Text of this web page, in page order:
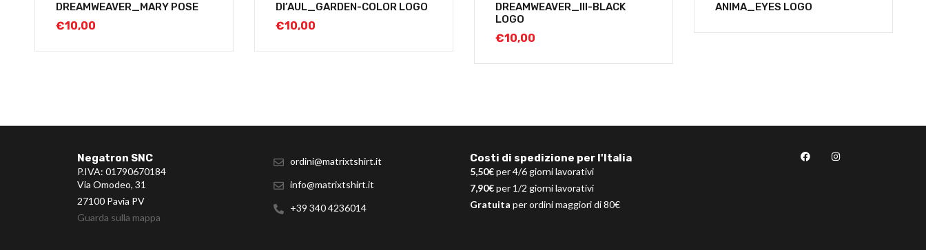
DREAMWEAVER_MARY POSE
€10,00
DI’AUL_GARDEN-COLOR LOGO
€10,00
DREAMWEAVER_III-BLACK
LOGO
€10,00
ANIMA_EYES LOGO
Negatron SNC
P.IVA: 01790670184
Via Omodeo, 31
27100 Pavia PV
Guarda sulla mappa
ordini@matrixtshirt.it
info@matrixtshirt.it
+39 340 4236014
Costi di spedizione per l'Italia
5,50€per 4/6 giorni lavorativi
7,90€per 1/2 giorni lavorativi
Gratuita per ordini maggiori di 80€